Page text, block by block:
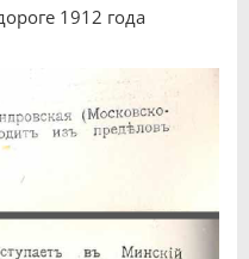
1912 года